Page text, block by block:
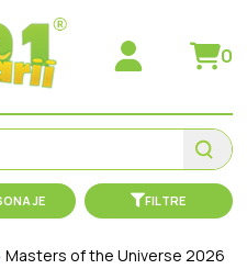
0
FILTRE
Masters of the Universe 2026